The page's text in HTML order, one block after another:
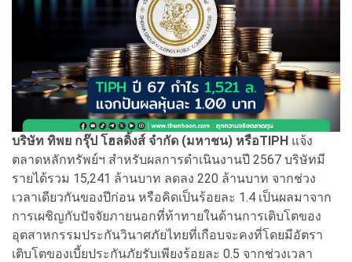
บริษัท ทิพย กรุ๊ป โฮลดิ้งส์ จำกัด (มหาชน) หรือTIPH แจ้ง
ตลาดหลักทรัพย์ฯ สำหรับผลการดำเนินงานปี 2567 บริษัทมี
รายได้รวม 15,241 ล้านบาท ลดลง 220 ล้านบาท จากช่วง
เวลาเดียวกันของปีก่อน หรือคิดเป็นร้อยละ 1.4 เป็นผลมาจาก
การเผชิญกับปัจจัยภายนอกที่ท้าทายในด้านการเติบโตของ
อุตสาหกรรมประกันวินาศภัยไทยที่เกือบจะคงที่โดยมีอัตรา
เติบโตของเบี้ยประกันภัยรับเพียงร้อยละ 0.5 จากช่วงเวลา